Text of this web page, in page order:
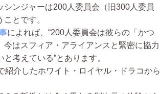
ンジャーは200人委員会（旧300人委員
とです。
によれば、“200人委員会は彼らの「かつ
はスフィア・アライアンスと緊密に協力
考えている”とあります。
紹介したホワイト・ロイヤル・ドラコから